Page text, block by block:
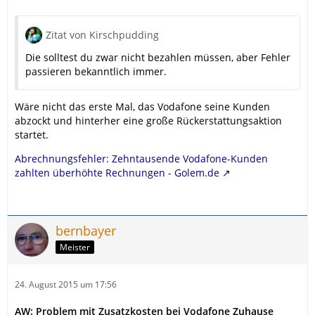
Zitat von Kirschpudding
Die solltest du zwar nicht bezahlen müssen, aber Fehler
passieren bekanntlich immer.
Wäre nicht das erste Mal, das Vodafone seine Kunden
abzockt und hinterher eine große Rückerstattungsaktion
startet.
Abrechnungsfehler: Zehntausende Vodafone-Kunden
zahlten überhöhte Rechnungen - Golem.de
bernbayer
Meister
24. August 2015 um 17:56
AW: Problem mit Zusatzkosten bei Vodafone Zuhause